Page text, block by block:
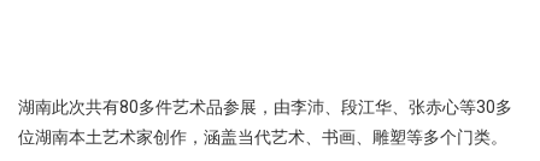
湖南此次共有80多件艺术品参展，由李沛、段江华、张赤心等30多
位湖南本土艺术家创作，涵盖当代艺术、书画、雕塑等多个门类。